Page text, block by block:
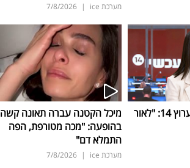
מערכת ice |
7/8/2026
מגי טביבי נפרדת מערוץ 14: "לאור
מיכל הקטנה עברה תאונה קשה
בהופעה: "מכה מטורפת, הפה
התמלא דם"
מערכת ice |
7/8/2026